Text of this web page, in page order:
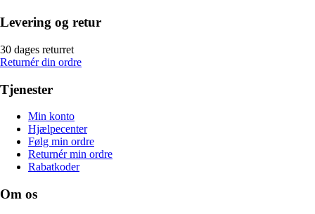
Levering og retur
30 dages returret
Returnér din ordre
Tjenester
Min konto
Hjælpecenter
Følg min ordre
Returnér min ordre
Rabatkoder
Om os